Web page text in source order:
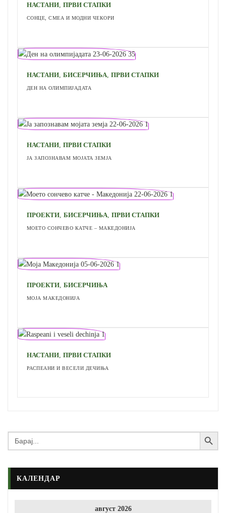
НАСТАНИ, ПРВИ СТАПКИ
СОНЦЕ, СМЕА И МОДНИ ЧЕКОРИ
НАСТАНИ, БИСЕРЧИЊА, ПРВИ СТАПКИ
ДЕН НА ОЛИМПИЈАДАТА
НАСТАНИ, ПРВИ СТАПКИ
ЈА ЗАПОЗНАВАМ МОЈАТА ЗЕМЈА
ПРОЕКТИ, БИСЕРЧИЊА, ПРВИ СТАПКИ
МОЕТО СОНЧЕВО КАТЧЕ – МАКЕДОНИЈА
ПРОЕКТИ, БИСЕРЧИЊА
МОЈА МАКЕДОНИЈА
НАСТАНИ, ПРВИ СТАПКИ
РАСПЕАНИ И ВЕСЕЛИ ДЕЧИЊА
Search
for:
Search Button
КАЛЕНДАР
август 2026